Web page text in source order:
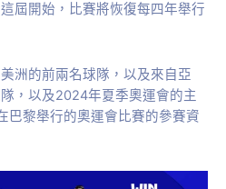
屆開始，比賽將恢復每四年舉行
洲的前兩名球隊，以及來自亞
，以及2024年夏季奧運會的主
巴黎舉行的奧運會比賽的參賽資